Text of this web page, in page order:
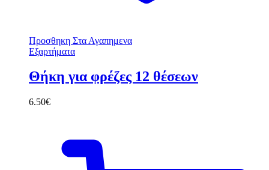
Προσθηκη Στα Αγαπημενα
Εξαρτήματα
Θήκη για φρέζες 12 θέσεων
6.50€